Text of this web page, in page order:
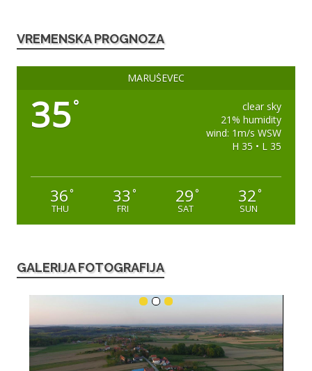
VREMENSKA PROGNOZA
MARUŠEVEC
35°
clear sky
21% humidity
wind: 1m/s WSW
H 35 • L 35
36°
THU
33 °
FRI
29°
SAT
32°
SUN
GALERIJA FOTOGRAFIJA